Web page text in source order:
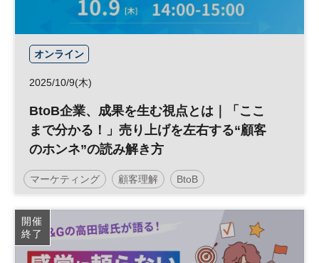
オンライン
2025/10/9(木)
BtoB企業、成果を生む視点とは｜「ここ
まで分かる！」売り上げを左右する“顧客
のホンネ”の読み解き方
マーケティング 顧客理解 BtoB
BtoBマーケティング
参加無料
開催
終了